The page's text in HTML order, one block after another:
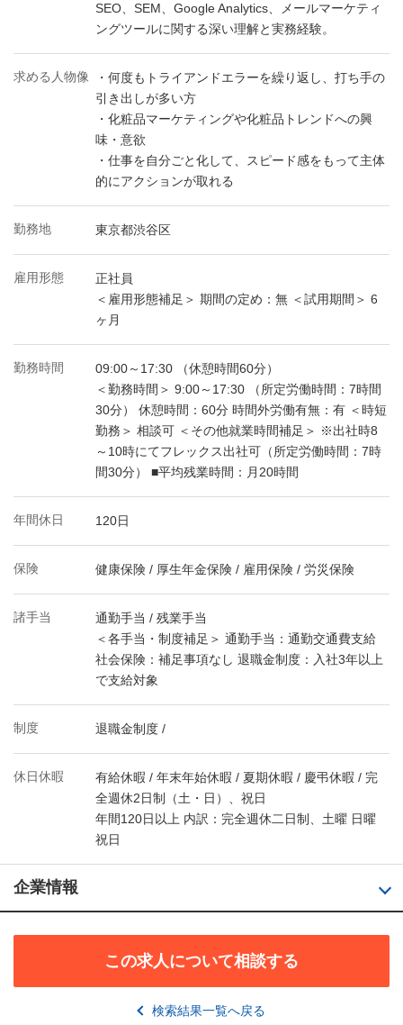
SEO、SEM、Google Analytics、メールマーケティ
ングツールに関する深い理解と実務経験。
求める人物像
・何度もトライアンドエラーを繰り返し、打ち手の
引き出しが多い方
・化粧品マーケティングや化粧品トレンドへの興
味・意欲
・仕事を自分ごと化して、スピード感をもって主体
的にアクションが取れる
勤務地 東京都渋谷区
雇用形態
正社員
＜雇用形態補足＞ 期間の定め：無 ＜試用期間＞ 6
ヶ月
勤務時間
09:00～17:30 （休憩時間60分）
＜勤務時間＞ 9:00～17:30 （所定労働時間：7時間
30分） 休憩時間：60分 時間外労働有無：有 ＜時短
勤務＞ 相談可 ＜その他就業時間補足＞ ※出社時8
～10時にてフレックス出社可（所定労働時間：7時
間30分） ■平均残業時間：月20時間
年間休日 120日
保険 健康保険 / 厚生年金保険 / 雇用保険 / 労災保険
諸手当
通勤手当 / 残業手当
＜各手当・制度補足＞ 通勤手当：通勤交通費支給
社会保険：補足事項なし 退職金制度：入社3年以上
で支給対象
制度 退職金制度 /
休日休暇
有給休暇 / 年末年始休暇 / 夏期休暇 / 慶弔休暇 / 完
全週休2日制（土・日）、祝日
年間120日以上 内訳：完全週休二日制、土曜 日曜
祝日
企業情報
この求人について相談する
検索結果一覧へ戻る